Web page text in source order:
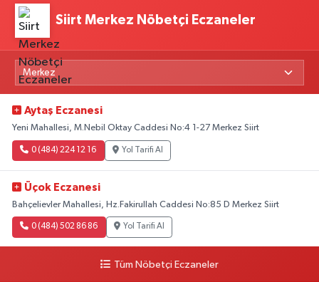
Siirt Merkez Nöbetçi Eczaneler
Aytaş Eczanesi
Yeni Mahallesi, M.Nebil Oktay Caddesi No:4 1-27 Merkez Siirt
0 (484) 224 12 16 Yol Tarifi Al
Üçok Eczanesi
Bahçelievler Mahallesi, Hz.Fakirullah Caddesi No:85 D Merkez Siirt
0 (484) 502 86 86 Yol Tarifi Al
Tüm Nöbetçi Eczaneler